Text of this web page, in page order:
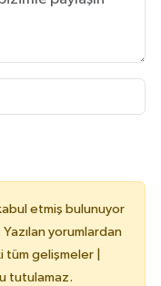
etmiş bulunuyor
yorumlardan
tüm gelişmeler |
tutulamaz.